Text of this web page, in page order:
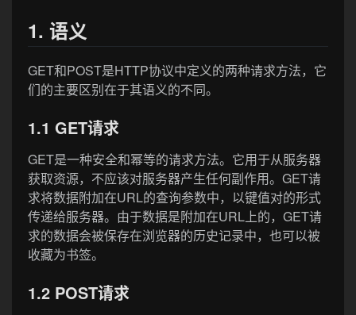
1. 语义
GET和POST是HTTP协议中定义的两种请求方法，它
们的主要区别在于其语义的不同。
1.1 GET请求
GET是一种安全和幂等的请求方法。它用于从服务器
获取资源，不应该对服务器产生任何副作用。GET请
求将数据附加在URL的查询参数中，以键值对的形式
传递给服务器。由于数据是附加在URL上的，GET请
求的数据会被保存在浏览器的历史记录中，也可以被
收藏为书签。
1.2 POST请求